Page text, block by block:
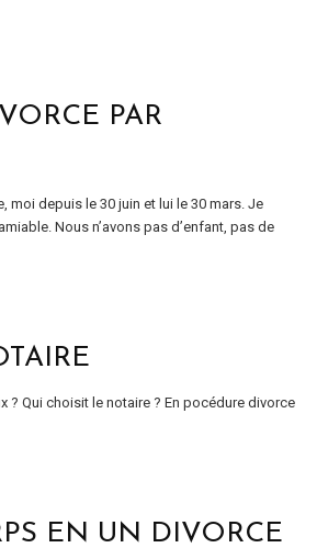
PAR
depuis le 30 juin et lui le 30 mars. Je
Nous n’avons pas d’enfant, pas de
Qui choisit le notaire ? En pocédure divorce
EN UN DIVORCE